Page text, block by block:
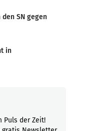
SN gegen
in
Puls der Zeit!